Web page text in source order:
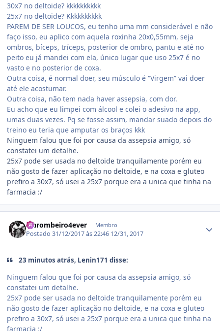
30x7 no deltoide? kkkkkkkkkk
25x7 no deltoide? Kkkkkkkkkk
PAREM DE SER LOUCOS, eu tenho uma mm considerável e não
faço isso, eu aplico com aquela roxinha 20x0,55mm, seja
ombros, bíceps, tríceps, posterior de ombro, pantu e até no
peito eu já mandei com ela, único lugar que uso 25x7 é no
vasto e no posterior de coxa.
Outra coisa, é normal doer, seu músculo é “Virgem” vai doer
até ele acostumar.
Outra coisa, não tem nada haver assepsia, com dor.
Eu acho que eu limpei com álcool e colei o adesivo na app,
umas duas vezes. Pq se fosse assim, mandar suado depois do
treino eu teria que amputar os braços kkk
Ninguem falou que foi por causa da assepsia amigo, só
constatei um detalhe.
25x7 pode ser usada no deltoide tranquilamente porém eu
não gosto de fazer aplicação no deltoide, e na coxa e gluteo
prefiro a 30x7, só usei a 25x7 porque era a unica que tinha na
farmacia :/
Marombeiro4ever Membro
Postado31/12/2017 às 22:46 12/31, 2017
23 minutos atrás, Lenin171 disse:
Ninguem falou que foi por causa da assepsia amigo, só
constatei um detalhe.
25x7 pode ser usada no deltoide tranquilamente porém eu
não gosto de fazer aplicação no deltoide, e na coxa e gluteo
prefiro a 30x7, só usei a 25x7 porque era a unica que tinha na
farmacia :/